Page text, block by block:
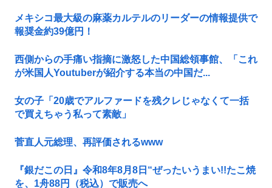
メキシコ最大級の麻薬カルテルのリーダーの情報提供で
報奨金約39億円！
西側からの手痛い指摘に激怒した中国総領事館、「これ
が米国人Youtuberが紹介する本当の中国だ...
女の子「20歳でアルファードを残クレじゃなくて一括
で買えちゃう私って素敵」
菅直人元総理、再評価されるwww
『銀だこの日』令和8年8月8日“ぜったいうまい!!たこ焼
を、1舟88円（税込）で販売へ